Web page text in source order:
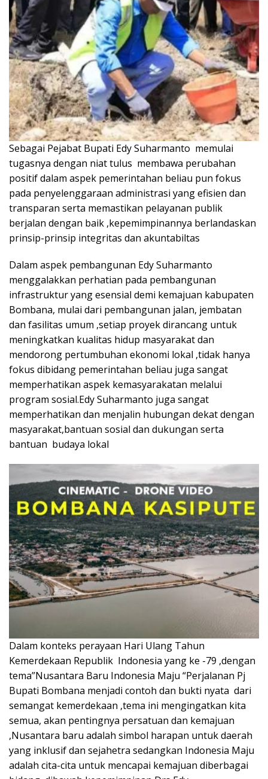
Sebagai Pejabat Bupati Edy Suharmanto memulai
tugasnya dengan niat tulus membawa perubahan
positif dalam aspek pemerintahan beliau pun fokus
pada penyelenggaraan administrasi yang efisien dan
transparan serta memastikan pelayanan publik
berjalan dengan baik ,kepemimpinannya berlandaskan
prinsip-prinsip integritas dan akuntabiltas
Dalam aspek pembangunan Edy Suharmanto
menggalakkan perhatian pada pembangunan
infrastruktur yang esensial demi kemajuan kabupaten
Bombana, mulai dari pembangunan jalan, jembatan
dan fasilitas umum ,setiap proyek dirancang untuk
meningkatkan kualitas hidup masyarakat dan
mendorong pertumbuhan ekonomi lokal ,tidak hanya
fokus dibidang pemerintahan beliau juga sangat
memperhatikan aspek kemasyarakatan melalui
program sosial.Edy Suharmanto juga sangat
memperhatikan dan menjalin hubungan dekat dengan
masyarakat,bantuan sosial dan dukungan serta
bantuan budaya lokal
Dalam konteks perayaan Hari Ulang Tahun
Kemerdekaan Republik Indonesia yang ke -79 ,dengan
tema”Nusantara Baru Indonesia Maju “Perjalanan Pj
Bupati Bombana menjadi contoh dan bukti nyata dari
semangat kemerdekaan ,tema ini mengingatkan kita
semua, akan pentingnya persatuan dan kemajuan
,Nusantara baru adalah simbol harapan untuk daerah
yang inklusif dan sejahetra sedangkan Indonesia Maju
adalah cita-cita untuk mencapai kemajuan diberbagai